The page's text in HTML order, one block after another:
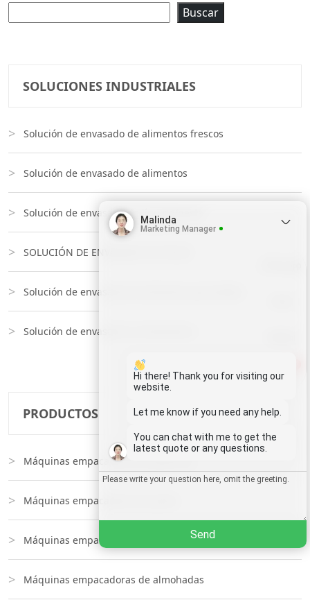
Buscar
SOLUCIONES INDUSTRIALES
Solución de envasado de alimentos frescos
Solución de envasado de alimentos
Solución de envasado de líquido/pasta
SOLUCIÓN DE ENVASADO EN POLVO
Solución de envasado de alimentos granulados
Solución de envasado no alimentario
PRODUCTOS
Máquinas empacadoras de gránulos
Máquinas empacadoras de polvo
Máquinas empacadoras de líquidos
Máquinas empacadoras de almohadas
Chat
Malinda
Marketing Manager
Hi there! Thank you for visiting our
website.
Let me know if you need any help.
You can chat with me to get the
latest quote or any questions.
Send